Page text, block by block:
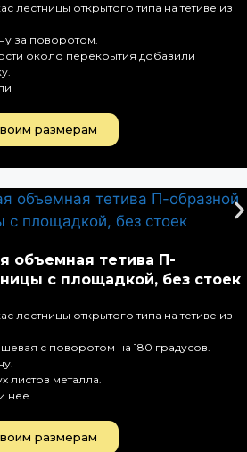
лестницы открытого типа на тетиве из
за поворотом.
около перекрытия добавили
размерам
объемная тетива П-
с площадкой, без стоек
лестницы открытого типа на тетиве из
с поворотом на 180 градусов.
листов металла.
нее
размерам